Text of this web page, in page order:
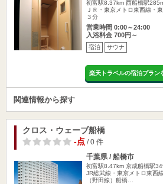
初富駅8.37km 西船橋駅
ＪＲ・東京メトロ東西線・
３分
営業時間 0:00～24:00
入浴料金 700円～
宿泊 サウナ
楽天トラベルの宿泊プラン
関連情報から探す
クロス・ウェーブ船橋
-点/ 0 件
千葉県 / 船橋市
初富駅8.47km 京成船橋駅
JR総武線・東京メトロ東西
（野田線）船橋…